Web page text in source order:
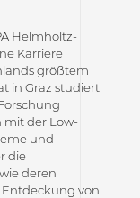
Helmholtz-
Karriere
größtem
in Graz studiert
mit der Low-
und
die
deren
Entdeckung von